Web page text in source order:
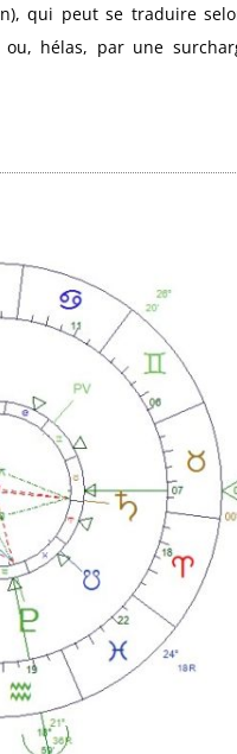
qui peut se traduire
hélas, par une